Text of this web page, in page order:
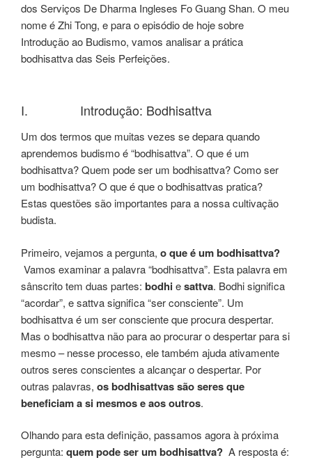
dos Serviços De Dharma Ingleses Fo Guang Shan. O meu
nome é Zhi Tong, e para o episódio de hoje sobre
Introdução ao Budismo, vamos analisar a prática
bodhisattva das Seis Perfeições.
I. Introdução: Bodhisattva
Um dos termos que muitas vezes se depara quando
aprendemos budismo é “bodhisattva”. O que é um
bodhisattva? Quem pode ser um bodhisattva? Como ser
um bodhisattva? O que é que o bodhisattvas pratica?
Estas questões são importantes para a nossa cultivação
budista.
Primeiro, vejamos a pergunta, o que é um bodhisattva?
Vamos examinar a palavra “bodhisattva”. Esta palavra em
sânscrito tem duas partes: bodhiesattva. Bodhi significa
“acordar”, e sattva significa “ser consciente”. Um
bodhisattva é um ser consciente que procura despertar.
Mas o bodhisattva não para ao procurar o despertar para si
mesmo – nesse processo, ele também ajuda ativamente
outros seres conscientes a alcançar o despertar. Por
outras palavras, os bodhisattvas são seres que
beneficiam a si mesmos e aos outros.
Olhando para esta definição, passamos agora à próxima
pergunta: quem pode ser um bodhisattva? A resposta é: